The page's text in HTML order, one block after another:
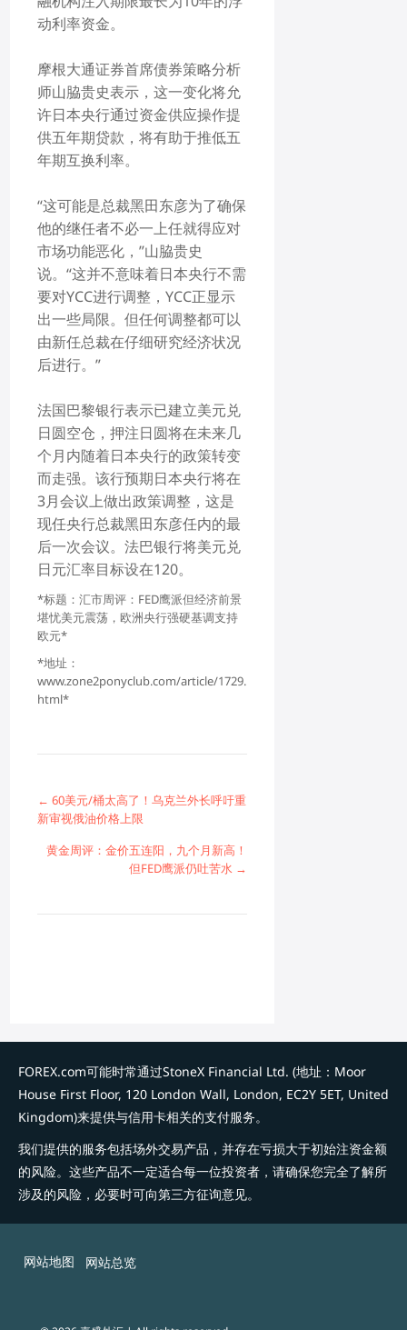
动利率资金。
摩根大通证券首席债券策略分析
师山脇贵史表示，这一变化将允
许日本央行通过资金供应操作提
供五年期贷款，将有助于推低五
年期互换利率。
“这可能是总裁黑田东彦为了确保
他的继任者不必一上任就得应对
市场功能恶化，”山脇贵史
说。“这并不意味着日本央行不需
要对YCC进行调整，YCC正显示
出一些局限。但任何调整都可以
由新任总裁在仔细研究经济状况
后进行。”
法国巴黎银行表示已建立美元兑
日圆空仓，押注日圆将在未来几
个月内随着日本央行的政策转变
而走强。该行预期日本央行将在
3月会议上做出政策调整，这是
现任央行总裁黑田东彦任内的最
后一次会议。法巴银行将美元兑
日元汇率目标设在120。
*标题：汇市周评：FED鹰派但经济前景
堪忧美元震荡，欧洲央行强硬基调支持
欧元*
*地址：
www.zone2ponyclub.com/article/1729.
html*
← 60美元/桶太高了！乌克兰外长呼吁重
新审视俄油价格上限
黄金周评：金价五连阳，九个月新高！
但FED鹰派仍吐苦水 →
FOREX.com可能时常通过StoneX Financial Ltd. (地址：Moor
House First Floor, 120 London Wall, London, EC2Y 5ET, United
Kingdom)来提供与信用卡相关的支付服务。
我们提供的服务包括场外交易产品，并存在亏损大于初始注资金额
的风险。这些产品不一定适合每一位投资者，请确保您完全了解所
涉及的风险，必要时可向第三方征询意见。
网站地图 网站总览